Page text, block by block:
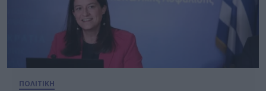
ΠΟΛΙΤΙΚΗ